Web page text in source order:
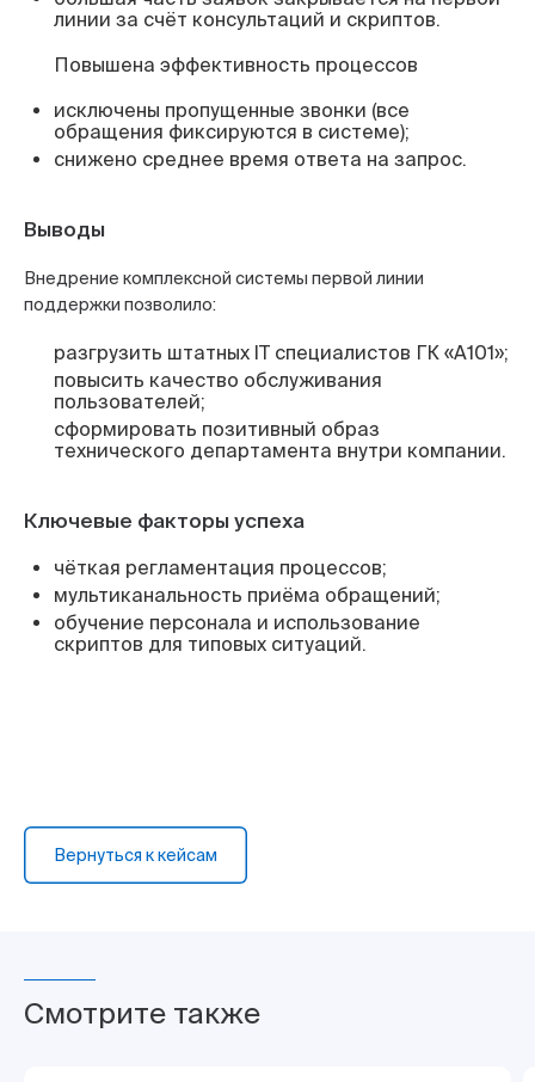
линии за счёт консультаций и скриптов.
Повышена эффективность процессов
исключены пропущенные звонки (все
обращения фиксируются в системе);
снижено среднее время ответа на запрос.
Выводы
Внедрение комплексной системы первой линии
поддержки позволило:
разгрузить штатных IT специалистов ГК «А101»;
повысить качество обслуживания
пользователей;
сформировать позитивный образ
технического департамента внутри компании.
Ключевые факторы успеха
чёткая регламентация процессов;
мультиканальность приёма обращений;
обучение персонала и использование
скриптов для типовых ситуаций.
Вернуться к кейсам
Смотрите также